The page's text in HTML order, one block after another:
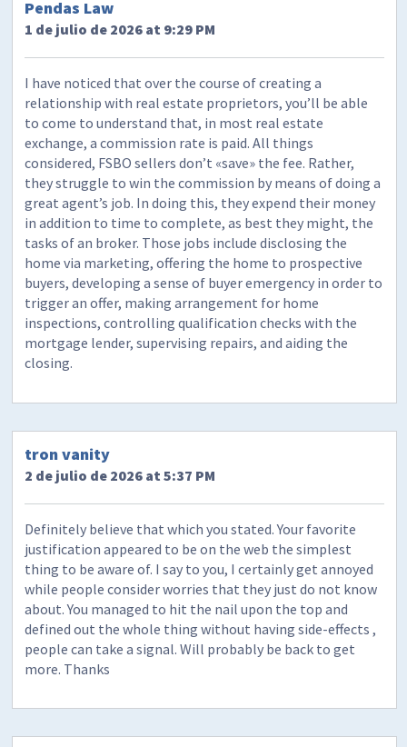
Pendas Law
1 de julio de 2026 at 9:29 PM
I have noticed that over the course of creating a
relationship with real estate proprietors, you’ll be able
to come to understand that, in most real estate
exchange, a commission rate is paid. All things
considered, FSBO sellers don’t «save» the fee. Rather,
they struggle to win the commission by means of doing a
great agent’s job. In doing this, they expend their money
in addition to time to complete, as best they might, the
tasks of an broker. Those jobs include disclosing the
home via marketing, offering the home to prospective
buyers, developing a sense of buyer emergency in order to
trigger an offer, making arrangement for home
inspections, controlling qualification checks with the
mortgage lender, supervising repairs, and aiding the
closing.
tron vanity
2 de julio de 2026 at 5:37 PM
Definitely believe that which you stated. Your favorite
justification appeared to be on the web the simplest
thing to be aware of. I say to you, I certainly get annoyed
while people consider worries that they just do not know
about. You managed to hit the nail upon the top and
defined out the whole thing without having side-effects ,
people can take a signal. Will probably be back to get
more. Thanks